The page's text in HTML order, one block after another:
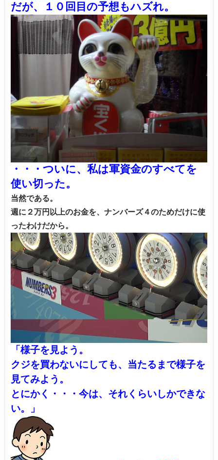
だが、１０回目の予想もハズれ。
・・・ついに、私は軍資金のすべてを
使い切った。
当然である。
週に２万円以上のお金を、ナンバーズ４のためだけに使
ったわけだから。
「様子を見よう。
クジを買わないにしても、当たるまで様子を
見てみよう。
とにかく・・・今は、それくらいしかできな
い。」